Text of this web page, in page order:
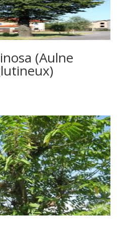
(Aulne